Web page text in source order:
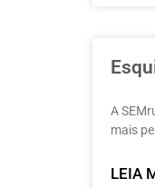
A
mais
LEIA